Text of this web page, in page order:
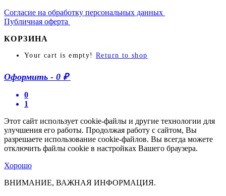
Согласие на обработку персональных данных
Публичная оферта
КОРЗИНА
Your cart is empty! Return to shop
Оформить - 0 ₽
0
1
Этот сайт использует cookie-файлы и другие технологии для
улучшения его работы. Продолжая работу с сайтом, Вы
разрешаете использование cookie-файлов. Вы всегда можете
отключить файлы cookie в настройках Вашего браузера.
Хорошо
ВНИМАНИЕ, ВАЖНАЯ ИНФОРМАЦИЯ.